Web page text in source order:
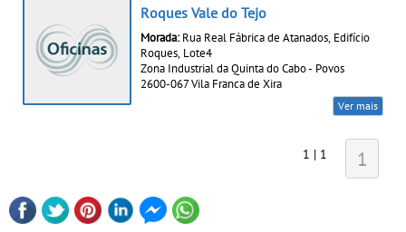
Roques Vale do Tejo
Morada: Rua Real Fábrica de Atanados, Edifício
Roques, Lote4
Zona Industrial da Quinta do Cabo - Povos
2600-067 Vila Franca de Xira
Ver mais
1 | 1 1